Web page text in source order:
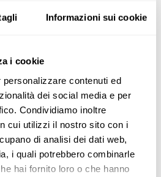
Informazioni sui cookie
i cookie
contenuti ed
dei social media e per
Condividiamo inoltre
cui utilizzi il nostro sito con i
di analisi dei dati web,
i quali potrebbero combinarle
hai fornito loro o che hanno